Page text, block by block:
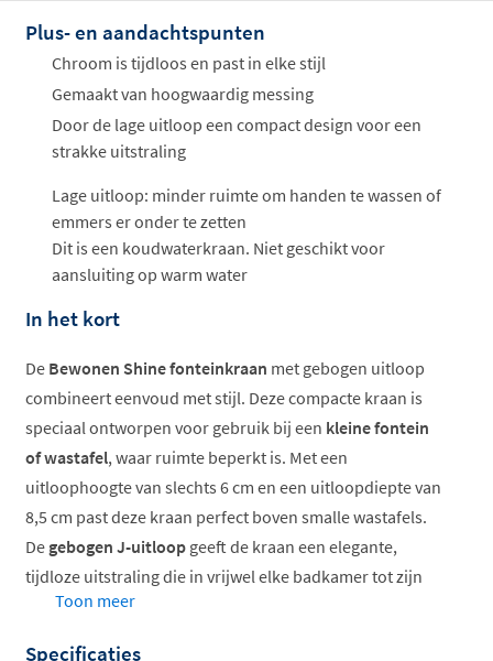
Offertes
ophalen...
Plus- en aandachtspunten
Chroom is tijdloos en past in elke stijl
Gemaakt van hoogwaardig messing
Door de lage uitloop een compact design voor een
strakke uitstraling
Lage uitloop: minder ruimte om handen te wassen of
emmers er onder te zetten
Dit is een koudwaterkraan. Niet geschikt voor
aansluiting op warm water
In het kort
De Bewonen Shine fonteinkraan met gebogen uitloop
combineert eenvoud met stijl. Deze compacte kraan is
speciaal ontworpen voor gebruik bij een kleine fontein
of wastafel, waar ruimte beperkt is. Met een
uitloophoogte van slechts 6 cm en een uitloopdiepte van
8,5 cm past deze kraan perfect boven smalle wastafels.
De gebogen J-uitloop geeft de kraan een elegante,
tijdloze uitstraling die in vrijwel elke badkamer tot zijn
recht komt.
Compacte afmetingen voor kleine fonteinen
Toon meer
Specificaties